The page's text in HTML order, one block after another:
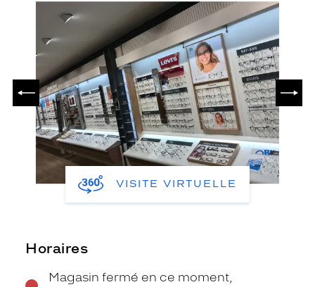
PRÉCÉDENT
VISITE VIRTUELLE
Horaires
Magasin fermé en ce moment,